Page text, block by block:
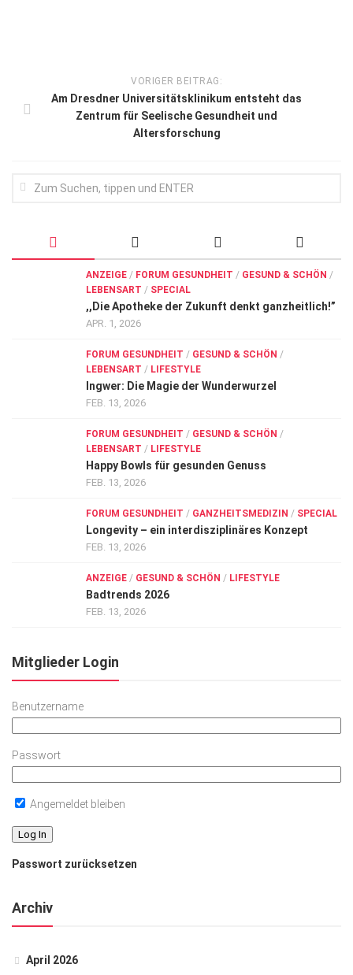
Kampf gegen Krebs
VORIGER BEITRAG:
Am Dresdner Universitätsklinikum entsteht das
Zentrum für Seelische Gesundheit und
Altersforschung
ANZEIGE / FORUM GESUNDHEIT / GESUND & SCHÖN /
LEBENSART / SPECIAL
,,Die Apotheke der Zukunft denkt ganzheitlich!”
APR. 1, 2026
FORUM GESUNDHEIT / GESUND & SCHÖN /
LEBENSART / LIFESTYLE
Ingwer: Die Magie der Wunderwurzel
FEB. 13, 2026
FORUM GESUNDHEIT / GESUND & SCHÖN /
LEBENSART / LIFESTYLE
Happy Bowls für gesunden Genuss
FEB. 13, 2026
FORUM GESUNDHEIT / GANZHEITSMEDIZIN / SPECIAL
Longevity – ein interdisziplinäres Konzept
FEB. 13, 2026
ANZEIGE / GESUND & SCHÖN / LIFESTYLE
Badtrends 2026
FEB. 13, 2026
Mitglieder Login
Benutzername
Passwort
Angemeldet bleiben
Passwort zurücksetzen
Archiv
April 2026